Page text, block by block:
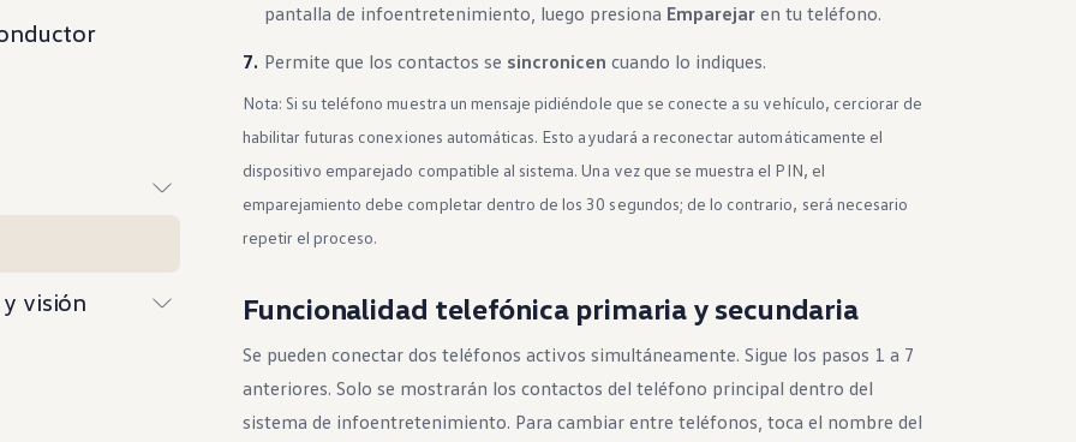
visión
pantalla de infoentretenimiento, luego presiona Emparejaren tu teléfono.
Permite que los contactos se sincronicen cuando lo indiques.
Nota: Si su teléfono muestra un mensaje pidiéndole que se conecte a su vehículo, cerciorar de
habilitar futuras conexiones automáticas. Esto ayudará a reconectar automáticamente el
dispositivo emparejado compatible al sistema. Una vez que se muestra el PIN, el
emparejamiento debe completar dentro de los 30 segundos; de lo contrario, será necesario
repetir el proceso.
Funcionalidad telefónica primaria y secundaria
Se pueden conectar dos teléfonos activos simultáneamente. Sigue los pasos 1 a 7
anteriores. Solo se mostrarán los contactos del teléfono principal dentro del
sistema de infoentretenimiento. Para cambiar entre teléfonos, toca el nombre del